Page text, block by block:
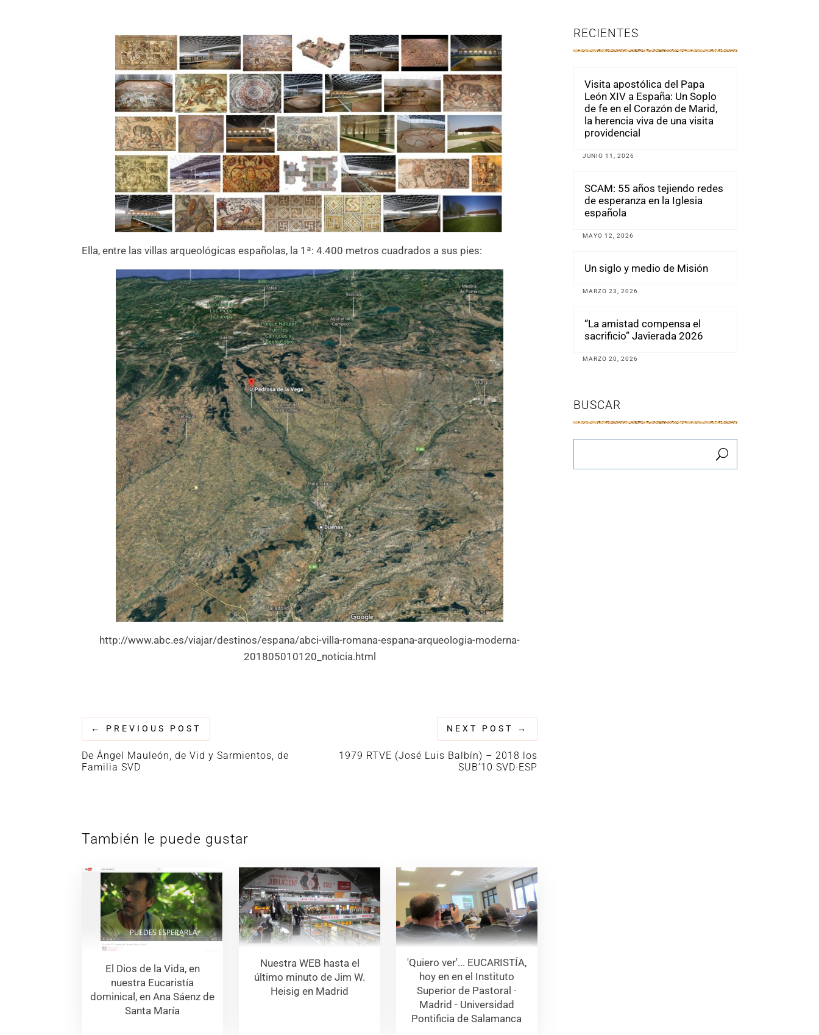
Ella, entre las villas arqueológicas españolas, la 1ª: 4.400 metros cuadrados a sus pies:
http://www.abc.es/viajar/destinos/espana/abci-villa-romana-espana-arqueologia-moderna-
201805010120_noticia.html
← PREVIOUS POST
De Ángel Mauleón, de Vid y Sarmientos, de
Familia SVD
NEXT POST →
1979 RTVE (José Luis Balbín) – 2018 los
SUB’10 SVD·ESP
También le puede gustar
El Dios de la Vida, en
nuestra Eucaristía
dominical, en Ana Sáenz de
Santa María
Nuestra WEB hasta el
último minuto de Jim W.
Heisig en Madrid
'Quiero ver'... EUCARISTÍA,
hoy en en el Instituto
Superior de Pastoral ·
Madrid - Universidad
Pontificia de Salamanca
RECIENTES
Visita apostólica del Papa
León XIV a España: Un Soplo
de fe en el Corazón de Marid,
la herencia viva de una visita
providencial
JUNIO 11, 2026
SCAM: 55 años tejiendo redes
de esperanza en la Iglesia
española
MAYO 12, 2026
Un siglo y medio de Misión
MARZO 23, 2026
“La amistad compensa el
sacrificio” Javierada 2026
MARZO 20, 2026
BUSCAR